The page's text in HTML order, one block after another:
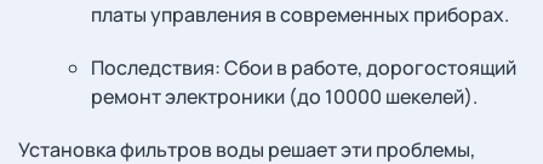
платы управления в современных приборах.
Последствия: Сбои в работе, дорогостоящий
ремонт электроники (до 10000 шекелей).
Установка фильтров воды решает эти проблемы,